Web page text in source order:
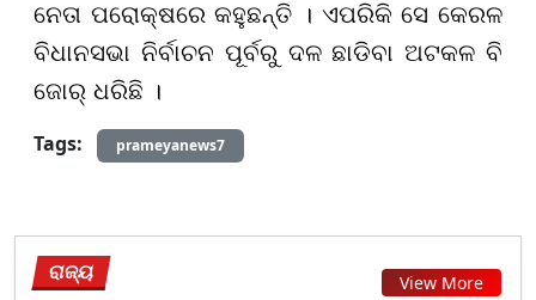
ନେତା ପରୋକ୍ଷରେ କହୁଛନ୍ତି । ଏପରିକି ସେ କେରଳ
ବିଧାନସଭା ନିର୍ବାଚନ ପୂର୍ବରୁ ଦଳ ଛାଡିବା ଅଟକଳ ବି
ଜୋର୍ ଧରିଛି ।
Tags:
prameyanews7
ରାଜ୍ୟ View More